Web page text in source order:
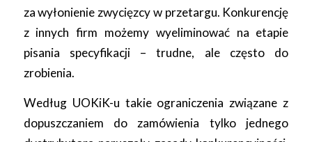
za wyłonienie zwycięzcy w przetargu. Konkurencję
z innych firm możemy wyeliminować na etapie
pisania specyfikacji – trudne, ale często do
zrobienia.
Według UOKiK-u takie ograniczenia związane z
dopuszczaniem do zamówienia tylko jednego